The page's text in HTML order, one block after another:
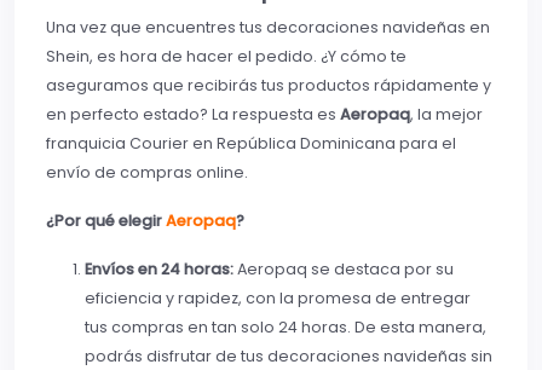
Una vez que encuentres tus decoraciones navideñas en
Shein, es hora de hacer el pedido. ¿Y cómo te
aseguramos que recibirás tus productos rápidamente y
en perfecto estado? La respuesta es Aeropaq, la mejor
franquicia Courier en República Dominicana para el
envío de compras online.
¿Por qué elegirAeropaq?
Envíos en 24 horas:Aeropaq se destaca por su
eficiencia y rapidez, con la promesa de entregar
tus compras en tan solo 24 horas. De esta manera,
podrás disfrutar de tus decoraciones navideñas sin